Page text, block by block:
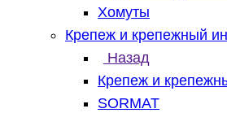
Хомуты
Крепеж и крепежный
Назад
Крепеж и
SORMAT